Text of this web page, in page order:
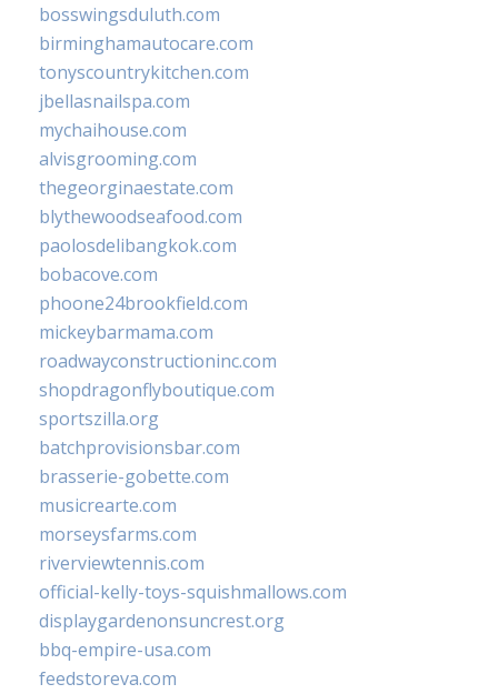
bosswingsduluth.com
birminghamautocare.com
tonyscountrykitchen.com
jbellasnailspa.com
mychaihouse.com
alvisgrooming.com
thegeorginaestate.com
blythewoodseafood.com
paolosdelibangkok.com
bobacove.com
phoone24brookfield.com
mickeybarmama.com
roadwayconstructioninc.com
shopdragonflyboutique.com
sportszilla.org
batchprovisionsbar.com
brasserie-gobette.com
musicrearte.com
morseysfarms.com
riverviewtennis.com
official-kelly-toys-squishmallows.com
displaygardenonsuncrest.org
bbq-empire-usa.com
feedstoreva.com